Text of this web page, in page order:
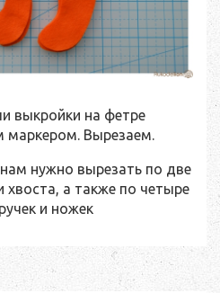
выкройки на фетре
Вырезаем.
нужно вырезать по две
хвоста, а также по четыре
и ножек